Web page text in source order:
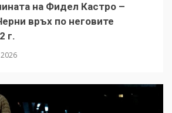
на Фидел Кастро –
връх по неговите
г.